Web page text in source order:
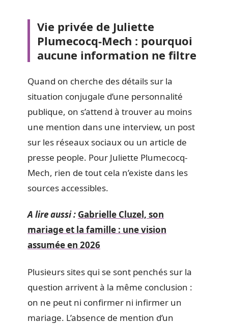
Vie privée de Juliette
Plumecocq-Mech : pourquoi
aucune information ne filtre
Quand on cherche des détails sur la
situation conjugale d’une personnalité
publique, on s’attend à trouver au moins
une mention dans une interview, un post
sur les réseaux sociaux ou un article de
presse people. Pour Juliette Plumecocq-
Mech, rien de tout cela n’existe dans les
sources accessibles.
A lire aussi : Gabrielle Cluzel, son
mariage et la famille : une vision
assumée en 2026
Plusieurs sites qui se sont penchés sur la
question arrivent à la même conclusion :
on ne peut ni confirmer ni infirmer un
mariage. L’absence de mention d’un